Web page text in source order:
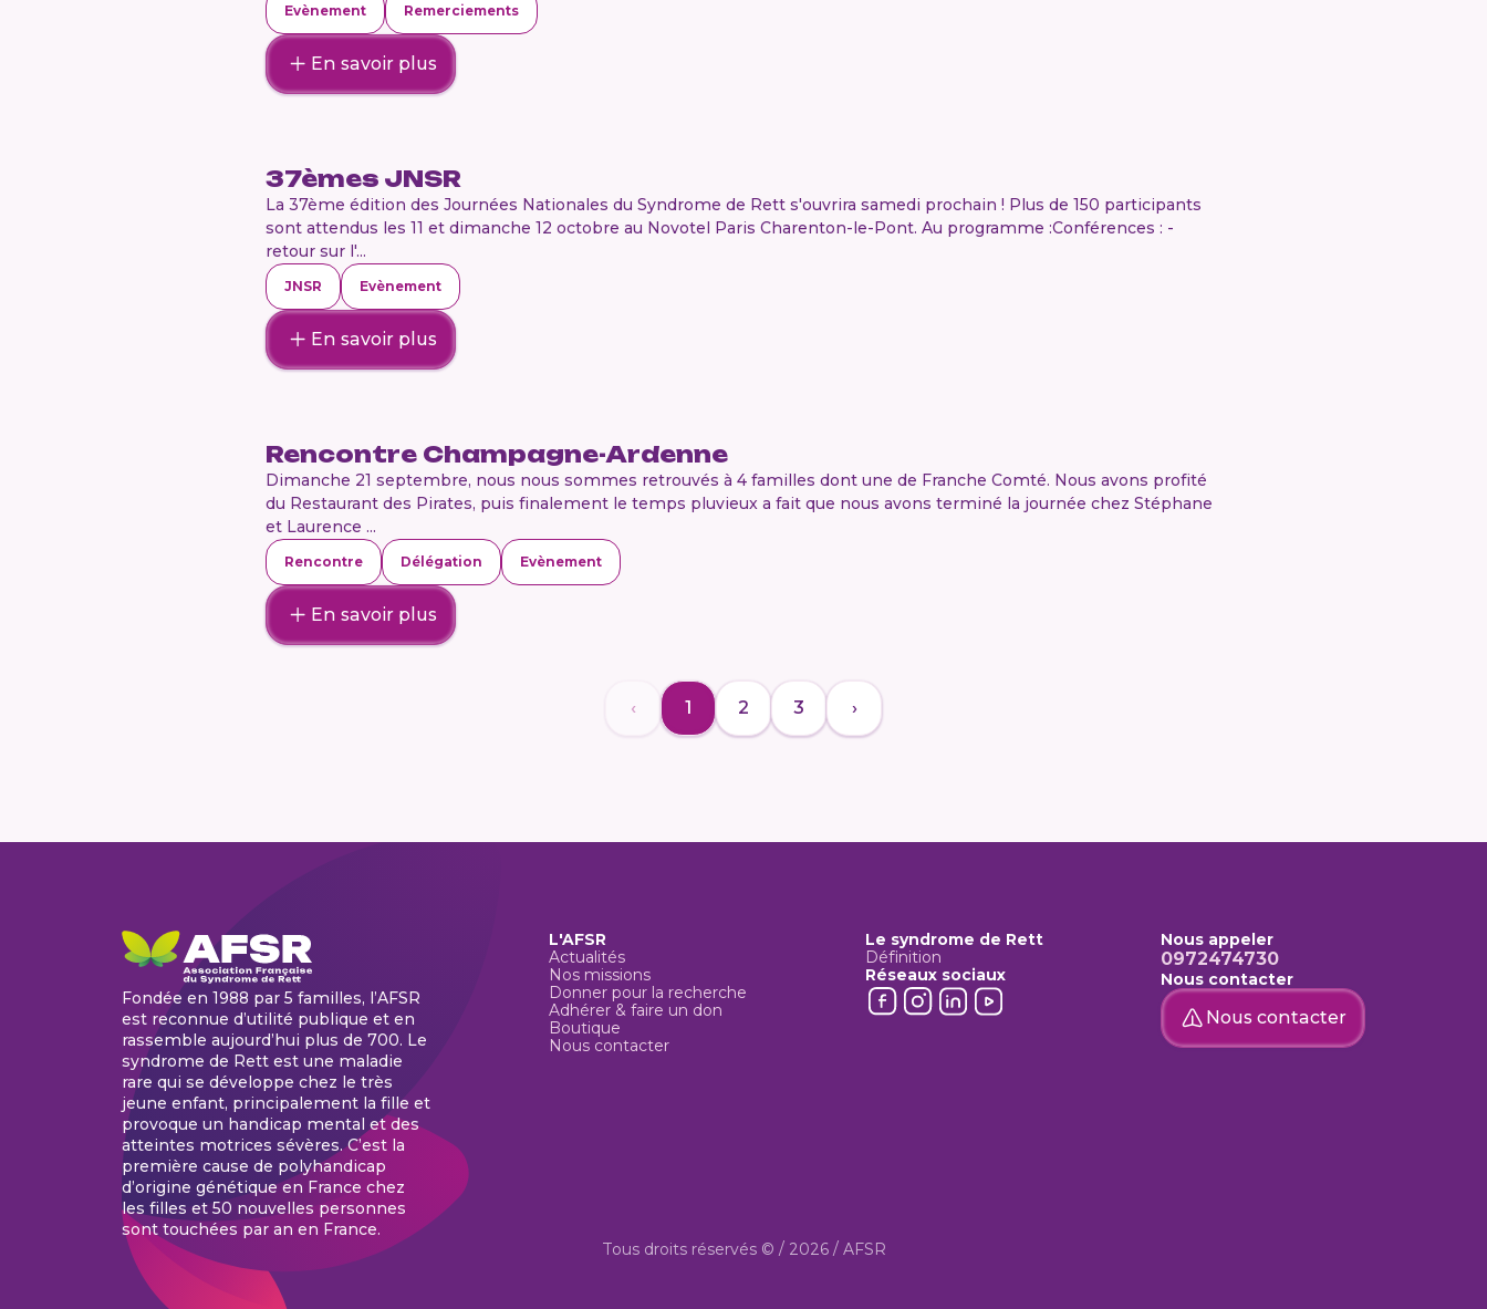
Evènement Remerciements
En savoir plus
37èmes JNSR
La 37ème édition des Journées Nationales du Syndrome de Rett s'ouvrira samedi prochain ! Plus de 150 participants
sont attendus les 11 et dimanche 12 octobre au Novotel Paris Charenton-le-Pont. Au programme :Conférences : -
retour sur l'...
JNSR Evènement
En savoir plus
Rencontre Champagne-Ardenne
Dimanche 21 septembre, nous nous sommes retrouvés à 4 familles dont une de Franche Comté. Nous avons profité
du Restaurant des Pirates, puis finalement le temps pluvieux a fait que nous avons terminé la journée chez Stéphane
et Laurence ...
Rencontre Délégation Evènement
En savoir plus
‹ 1 2 3 ›
Fondée en 1988 par 5 familles, l’AFSR
est reconnue d’utilité publique et en
rassemble aujourd’hui plus de 700. Le
syndrome de Rett est une maladie
rare qui se développe chez le très
jeune enfant, principalement la fille et
provoque un handicap mental et des
atteintes motrices sévères. C’est la
première cause de polyhandicap
d’origine génétique en France chez
les filles et 50 nouvelles personnes
sont touchées par an en France.
L'AFSR
Actualités
Nos missions
Donner pour la recherche
Adhérer & faire un don
Boutique
Nous contacter
Le syndrome de Rett
Définition
Réseaux sociaux
Nous appeler
0972474730
Nous contacter
Nous contacter
Tous droits réservés © / 2026 / AFSR